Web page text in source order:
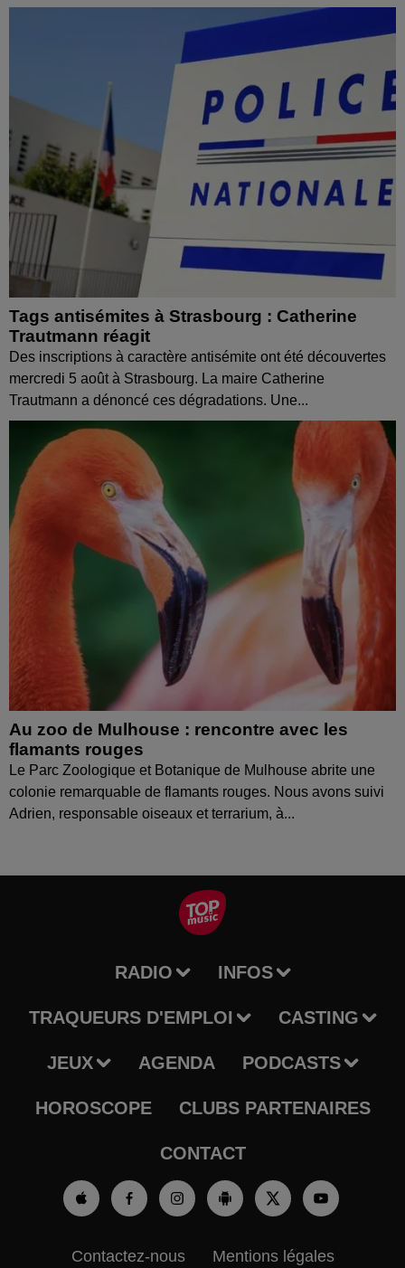
Tags antisémites à Strasbourg : Catherine
Trautmann réagit
Des inscriptions à caractère antisémite ont été découvertes
mercredi 5 août à Strasbourg. La maire Catherine
Trautmann a dénoncé ces dégradations. Une...
Au zoo de Mulhouse : rencontre avec les
flamants rouges
Le Parc Zoologique et Botanique de Mulhouse abrite une
colonie remarquable de flamants rouges. Nous avons suivi
Adrien, responsable oiseaux et terrarium, à...
RADIO INFOS
TRAQUEURS D'EMPLOI CASTING
JEUX AGENDA PODCASTS
HOROSCOPE CLUBS PARTENAIRES
CONTACT
Contactez-nous Mentions légales